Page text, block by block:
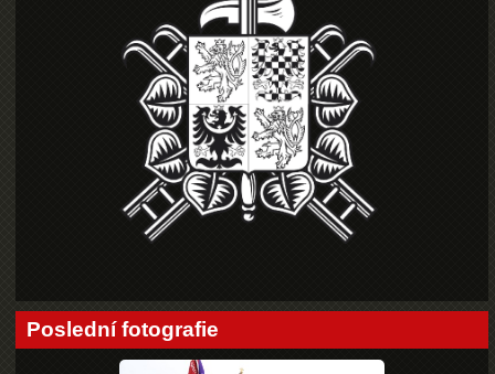
Poslední fotografie